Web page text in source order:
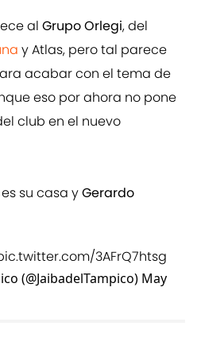
al Grupo Orlegi, del
y Atlas, pero tal parece
acabar con el tema de
eso por ahora no pone
club en el nuevo
es su casa yGerardo
3AFrQ7htsg
(@JaibadelTampico) May